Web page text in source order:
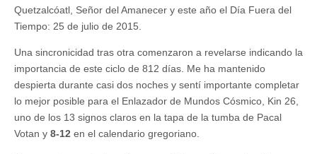
Quetzalcóatl, Señor del Amanecer y este año el Día Fuera del
Tiempo: 25 de julio de 2015.
Una sincronicidad tras otra comenzaron a revelarse indicando la
importancia de este ciclo de 812 días. Me ha mantenido
despierta durante casi dos noches y sentí importante completar
lo mejor posible para el Enlazador de Mundos Cósmico, Kin 26,
uno de los 13 signos claros en la tapa de la tumba de Pacal
Votan y 8-12 en el calendario gregoriano.